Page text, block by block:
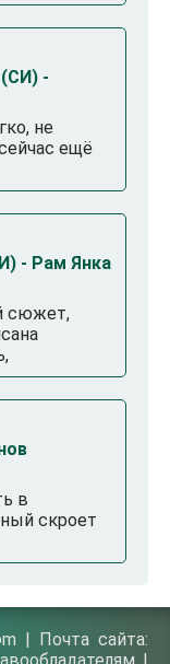
-
не
ещё
- Рам Янка
сюжет,
в
скроет
| Почта сайта: